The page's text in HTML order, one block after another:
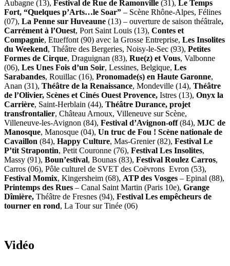
Aubagne (13), Festival de Rue de Ramonville (31), Le Temps
Fort, “Quelques p’Arts…le Soar” – Scène Rhône-Alpes, Félines
(07), La Penne sur Huveaune (13) – ouverture de saison théâtrale,
Carrément à l’Ouest, Port Saint Louis (13), Contes et
Compagnie, Etueffont (90) avec la Grosse Entreprise, Les Insolites
du Weekend, Théâtre des Bergeries, Noisy-le-Sec (93), Petites
Formes de Cirque, Draguignan (83), Rue(z) et Vous, Valbonne
(06), Les Unes Fois d’un Soir, Lessines, Belgique, Les
Sarabandes, Rouillac (16), Pronomade(s) en Haute Garonne,
Anan (31), Théâtre de la Renaissance, Mondeville (14), Théâtre
de l’Olivier, Scènes et Cinés Ouest Provence, Istres (13), Onyx la
Carrière, Saint-Herblain (44), Théâtre Durance, projet
transfrontalier, Château Arnoux, Villeneuve sur Scène,
Villeneuve-les-Avignon (84), Festival d’Avignon-off(84), MJC de
Manosque, Manosque (04), Un truc de Fou ! Scène nationale de
Cavaillon (84), Happy Culture, Mas-Grenier (82), Festival Le
P’tit Strapontin, Petit Couronne (76), Festival Les Insolites,
Massy (91), Boun’estival, Bounas (83), Festival Roulez Carros,
Carros (06), Pôle culturel de SVET des Coëvrons Evron (53),
Festival Momix, Kingersheim (68), ATP des Vosges – Epinal (88),
Printemps des Rues – Canal Saint Martin (Paris 10e), Grange
Dîmière, Théâtre de Fresnes (94), Festival Les empêcheurs de
tourner en rond, La Tour sur Tinée (06)
Vidéo